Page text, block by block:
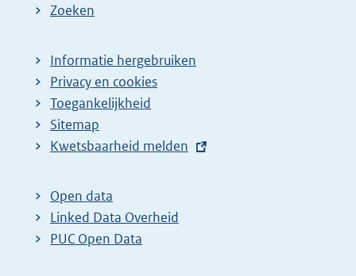
Zoeken
Informatie hergebruiken
Privacy en cookies
Toegankelijkheid
Sitemap
E
t
e
r
Kwetsbaarheid melden
Open data
Linked Data Overheid
PUC Open Data